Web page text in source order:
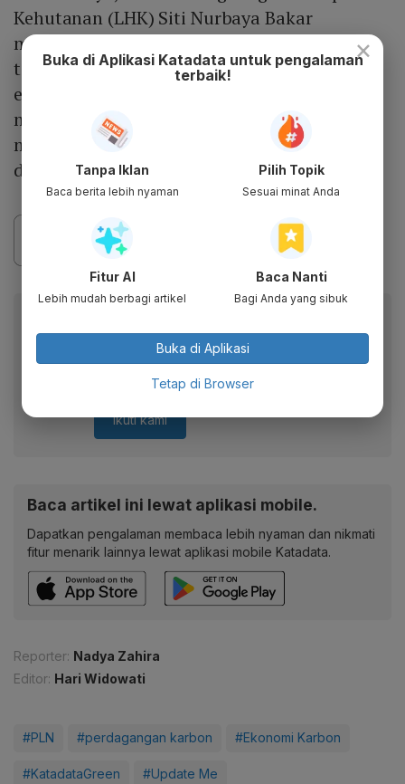
Kehutanan (LHK) Siti Nurbaya Bakar
mengatakan langkah yang dilakukan PLN
tersebut menjadi bagian dari upaya transisi
energi yang dilakukan Indonesia, “Hal ini
menandakan langkah besar dalam
mendukung upaya mitigasi perubahan iklim
di Indonesia," kata Siti.
Dapatkan akses cepat ke berita terkini dan data
berharga dari WhatsApp Channel Katadata.co.id
Ikuti kami
Baca artikel ini lewat aplikasi mobile.
Dapatkan pengalaman membaca lebih nyaman dan nikmati
fitur menarik lainnya lewat aplikasi mobile Katadata.
Reporter: Nadya Zahira
Editor: Hari Widowati
#PLN #perdagangan karbon #Ekonomi Karbon
#KatadataGreen #Update Me
×
Buka di Aplikasi Katadata untuk pengalaman
terbaik!
Tanpa Iklan
Baca berita lebih nyaman
Pilih Topik
Sesuai minat Anda
Fitur AI
Lebih mudah berbagi artikel
Baca Nanti
Bagi Anda yang sibuk
Buka di Aplikasi
Tetap di Browser